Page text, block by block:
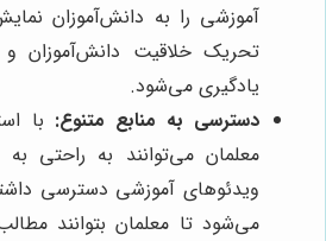
آموزشی را به دانش‌آموزان
تحریک خلاقیت دانش‌آموزان و
یادگیری می‌شود.
دسترسی به منابع متنوع: با
معلمان می‌توانند به راحتی به
ویدئوهای آموزشی دسترسی
می‌شود تا معلمان بتوانند